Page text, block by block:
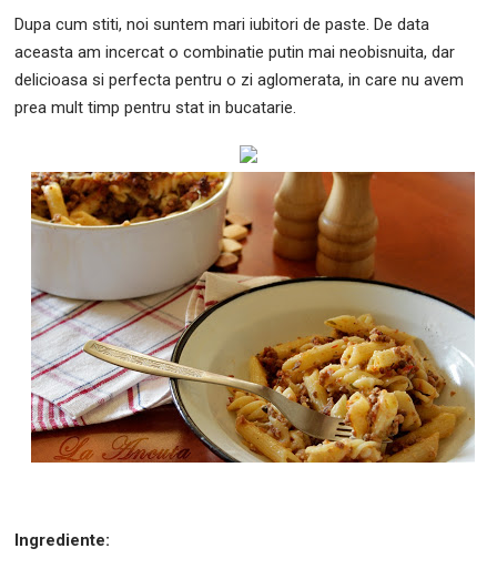
Dupa cum stiti, noi suntem mari iubitori de paste. De data
aceasta am incercat o combinatie putin mai neobisnuita, dar
delicioasa si perfecta pentru o zi aglomerata, in care nu avem
prea mult timp pentru stat in bucatarie.
Ingrediente: